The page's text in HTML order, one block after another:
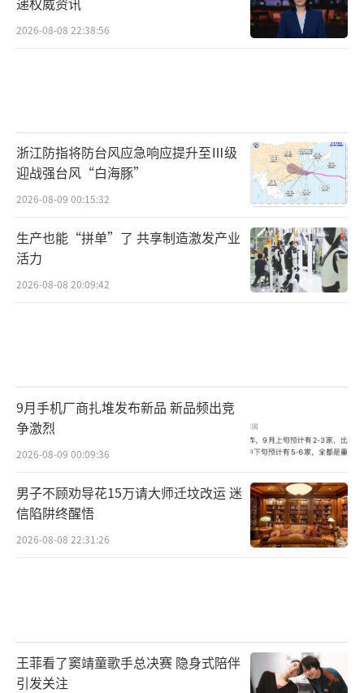
2026-08-08 22:38:56
浙江防指将防台风应急响应提升至Ⅲ级
迎战强台风“白海豚”
2026-08-09 00:15:32
生产也能“拼单”了 共享制造激发产业
活力
2026-08-08 20:09:42
9月手机厂商扎堆发布新品 新品频出竞
争激烈
2026-08-09 00:09:36
男子不顾劝导花15万请大师迁坟改运 迷
信陷阱终醒悟
2026-08-08 22:31:26
王菲看了窦靖童歌手总决赛 隐身式陪伴
引发关注